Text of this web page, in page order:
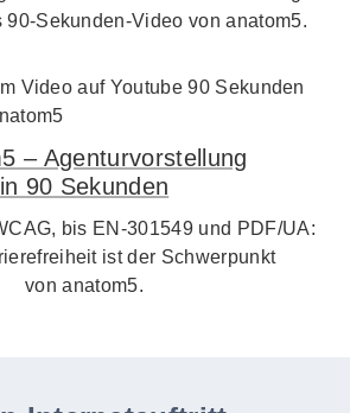
90-Sekunden-Video von anatom5.
– Agenturvorstellung
in 90 Sekunden
bis EN-301549 und PDF/UA:
ist der Schwerpunkt
von anatom5.